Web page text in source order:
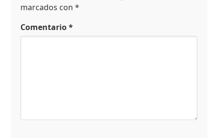
marcados con*
Comentario*